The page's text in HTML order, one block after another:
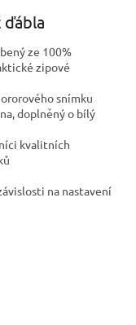
ďábla
ze 100%
zipové
snímku
doplněný o bílý
kvalitních
na nastavení